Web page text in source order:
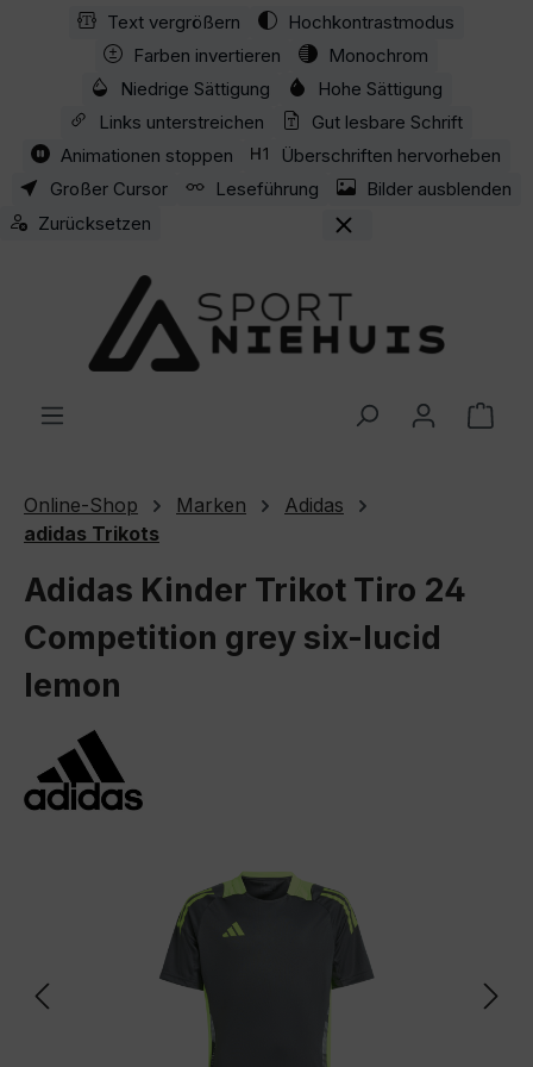
Zum Hauptinhalt springen
Text vergrößern
Hochkontrastmodus
Farben invertieren
Monochrom
Niedrige Sättigung
Hohe Sättigung
Links unterstreichen
Gut lesbare Schrift
Animationen stoppen
Überschriften hervorheben
Großer Cursor
Leseführung
Bilder ausblenden
Zurücksetzen
Online-Shop Marken
Adidas
adidas Trikots
Adidas Kinder Trikot Tiro 24
Competition grey six-lucid
lemon
Bildergalerie überspringen